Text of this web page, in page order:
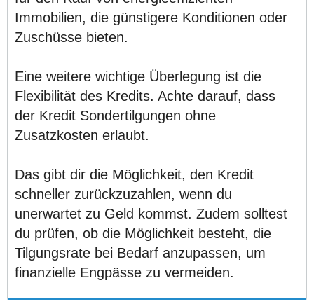
Immobilien, die günstigere Konditionen oder
Zuschüsse bieten.
Eine weitere wichtige Überlegung ist die
Flexibilität des Kredits. Achte darauf, dass
der Kredit Sondertilgungen ohne
Zusatzkosten erlaubt.
Das gibt dir die Möglichkeit, den Kredit
schneller zurückzuzahlen, wenn du
unerwartet zu Geld kommst. Zudem solltest
du prüfen, ob die Möglichkeit besteht, die
Tilgungsrate bei Bedarf anzupassen, um
finanzielle Engpässe zu vermeiden.